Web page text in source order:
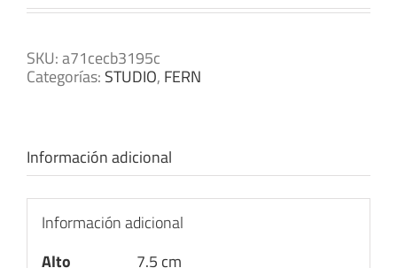
SKU:a71cecb3195c
Categorías: STUDIO, FERN
Información adicional
Información adicional
Alto
7.5 cm